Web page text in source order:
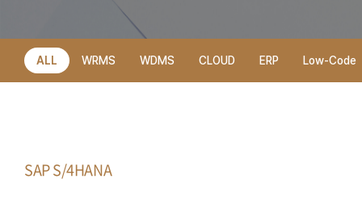
ALL WRMS WDMS CLOUD ERP Low-Code
SAP S/4HANA